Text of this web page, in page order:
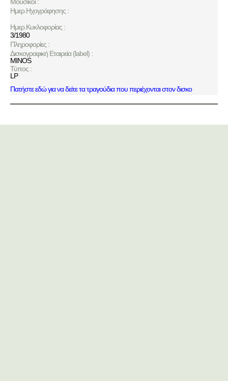
Ημερ.Ηχογράφησης :
Ημερ.Κυκλοφορίας :
3/1980
Πληροφορίες :
Δισκογραφική Εταιρεία (label) :
MINOS
Τύπος :
LP
Πατήστε εδώ για να δείτε τα τραγούδια που περιέχονται στον δισκο